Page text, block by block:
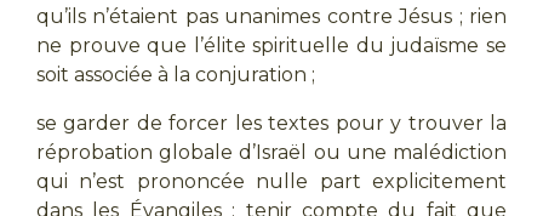
qu’ils n’étaient pas unanimes contre Jésus ; rien
ne prouve que l’élite spirituelle du judaïsme se
soit associée à la conjuration ;
se garder de forcer les textes pour y trouver la
réprobation globale d’Israël ou une malédiction
qui n’est prononcée nulle part explicitement
dans les Évangiles ; tenir compte du fait que